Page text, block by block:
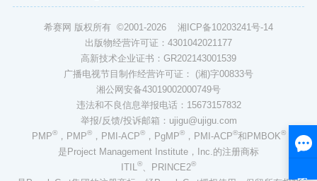
希赛网 版权所有 ©2001-2026 湘ICP备10203241号-14
出版物经营许可证：4301042021177
高新技术企业证书：GR202143001539
广播电视节目制作经营许可证： (湘)字00833号
湘公网安备43019002000749号
违法和不良信息举报电话：15673157832
举报/反馈/投诉邮箱：ujigu@ujigu.com
PMP®，PMP®，PMI-ACP®，PgMP®，PMI-ACP®和PMBOK®
是Project Management Institute，Inc.的注册商标
ITIL®、PRINCE2®